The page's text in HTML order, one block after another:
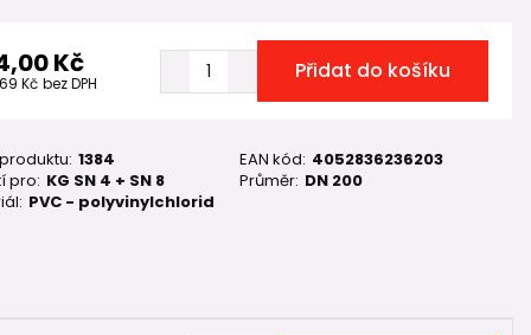
Kč
Kč bez DPH Přidat do košíku
1384 EAN kód: 4052836236203
pro: KG SN 4 + SN 8 Průměr: DN 200
PVC - polyvinylchlorid